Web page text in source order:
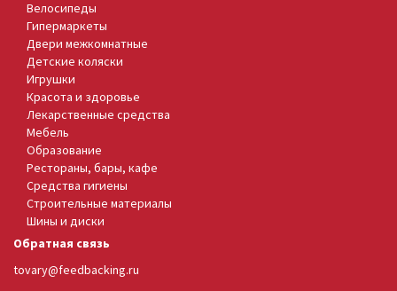
Велосипеды
Гипермаркеты
Двери межкомнатные
Детские коляски
Игрушки
Красота и здоровье
Лекарственные средства
Мебель
Образование
Рестораны, бары, кафе
Средства гигиены
Строительные материалы
Шины и диски
Обратная связь
tovary@feedbacking.ru